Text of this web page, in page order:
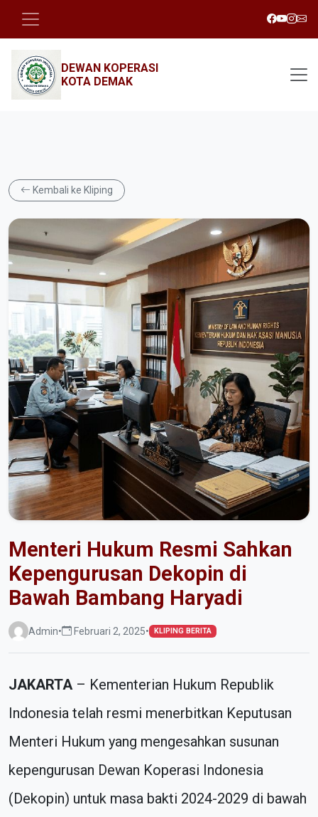
DEWAN KOPERASI
KOTA DEMAK
Kembali ke Kliping
Menteri Hukum Resmi Sahkan
Kepengurusan Dekopin di
Bawah Bambang Haryadi
Admin• Februari 2, 2025• KLIPING BERITA
JAKARTA– Kementerian Hukum Republik
Indonesia telah resmi menerbitkan Keputusan
Menteri Hukum yang mengesahkan susunan
kepengurusan Dewan Koperasi Indonesia
(Dekopin) untuk masa bakti 2024-2029 di bawah